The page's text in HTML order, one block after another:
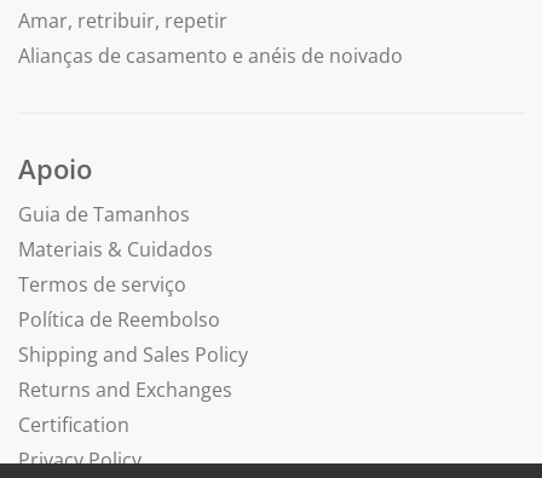
Amar, retribuir, repetir
Alianças de casamento e anéis de noivado
Apoio
Guia de Tamanhos
Materiais & Cuidados
Termos de serviço
Política de Reembolso
Shipping and Sales Policy
Returns and Exchanges
Certification
Privacy Policy